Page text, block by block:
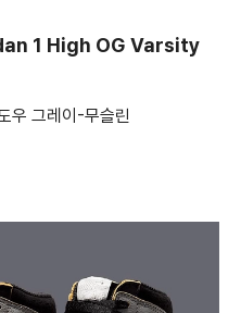
1 High OG Varsity
우 그레이-무슬린